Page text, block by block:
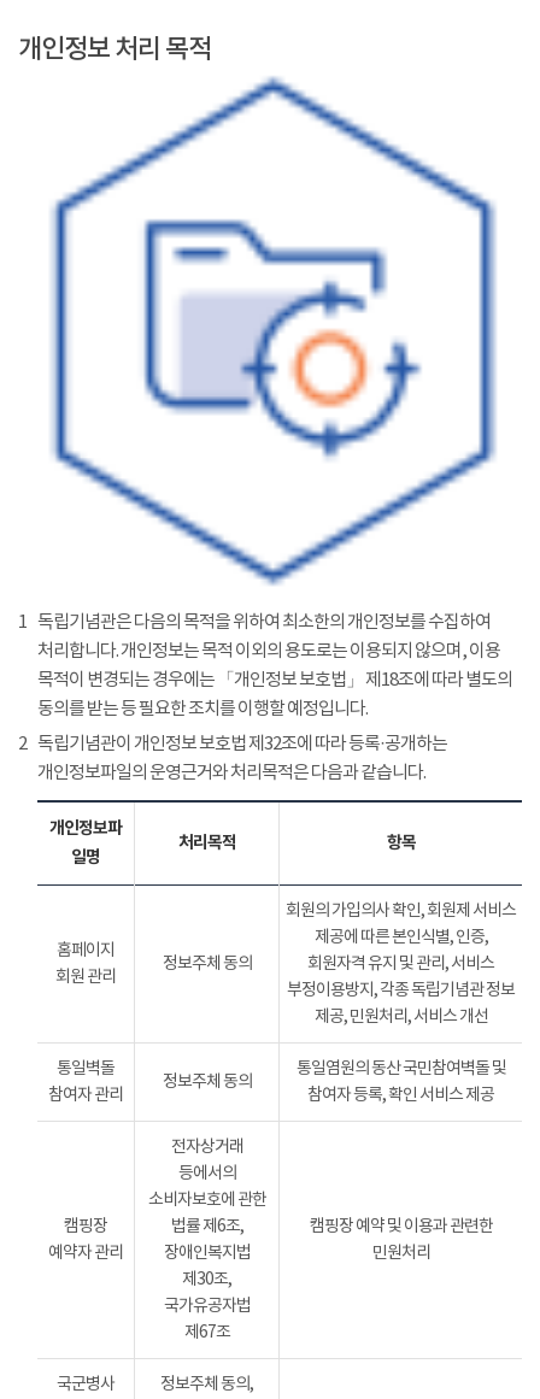
개인정보 처리 목적
1 독립기념관은 다음의 목적을 위하여 최소한의 개인정보를 수집하여
처리합니다. 개인정보는 목적 이외의 용도로는 이용되지 않으며, 이용
목적이 변경되는 경우에는 「개인정보 보호법」 제18조에 따라 별도의
동의를 받는 등 필요한 조치를 이행할 예정입니다.
2 독립기념관이 개인정보 보호법 제32조에 따라 등록·공개하는
개인정보파일의 운영근거와 처리목적은 다음과 같습니다.
개인정보파
일명
처리목적 항목
홈페이지
회원 관리
정보주체 동의
회원의 가입의사 확인, 회원제 서비스
제공에 따른 본인식별, 인증,
회원자격 유지 및 관리, 서비스
부정이용방지, 각종 독립기념관 정보
제공, 민원처리, 서비스 개선
통일벽돌
참여자 관리
정보주체 동의
통일염원의 동산 국민참여벽돌 및
참여자 등록, 확인 서비스 제공
캠핑장
예약자 관리
전자상거래
등에서의
소비자보호에 관한
법률 제6조,
장애인복지법
제30조,
국가유공자법
제67조
캠핑장 예약 및 이용과 관련한
민원처리
국군병사
정보주체 동의,